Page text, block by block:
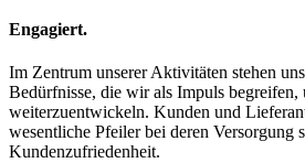
Engagiert.
Im Zentrum unserer Aktivitäten stehen
Bedürfnisse, die wir als Impuls begreifen,
weiterzuentwickeln. Kunden und
wesentliche Pfeiler bei deren Versorgung
Kundenzufriedenheit.